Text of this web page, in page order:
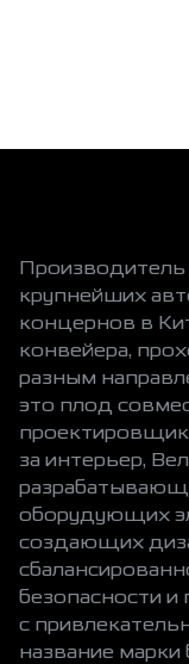
Производитель
крупнейших
концернов в
конвейера,
разным
это плод
за интерьер,
оборудующих
создающих
безопасности
с
название марки